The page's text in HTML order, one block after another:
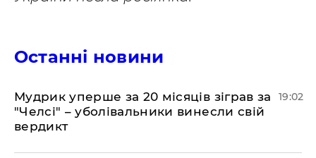
Останні новини
​Мудрик уперше за 20 місяців зіграв за
"Челсі" – уболівальники винесли свій
вердикт
19:02